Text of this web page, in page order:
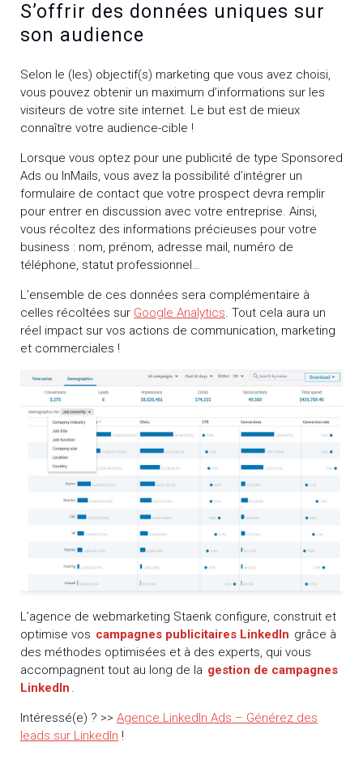
S’offrir des données uniques sur
son audience
Selon le (les) objectif(s) marketing que vous avez choisi,
vous pouvez obtenir un maximum d’informations sur les
visiteurs de votre site internet. Le but est de mieux
connaître votre audience-cible !
Lorsque vous optez pour une publicité de type Sponsored
Ads ou InMails, vous avez la possibilité d’intégrer un
formulaire de contact que votre prospect devra remplir
pour entrer en discussion avec votre entreprise. Ainsi,
vous récoltez des informations précieuses pour votre
business : nom, prénom, adresse mail, numéro de
téléphone, statut professionnel…
L’ensemble de ces données sera complémentaire à
celles récoltées sur Google Analytics. Tout cela aura un
réel impact sur vos actions de communication, marketing
et commerciales !
L’agence de webmarketing Staenk configure, construit et
optimise vos campagnes publicitaires LinkedIn grâce à
des méthodes optimisées et à des experts, qui vous
accompagnent tout au long de la gestion de campagnes
LinkedIn .
Intéressé(e) ? >> Agence LinkedIn Ads – Générez des
leads sur LinkedIn !